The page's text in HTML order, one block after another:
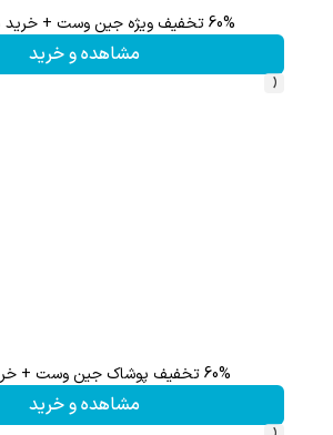
60% تخفیف ویژه جین وست + خرید در4 قسطه
مشاهده و خرید
‹
60% تخفیف پوشاک جین وست + خرید قسطی
مشاهده و خرید